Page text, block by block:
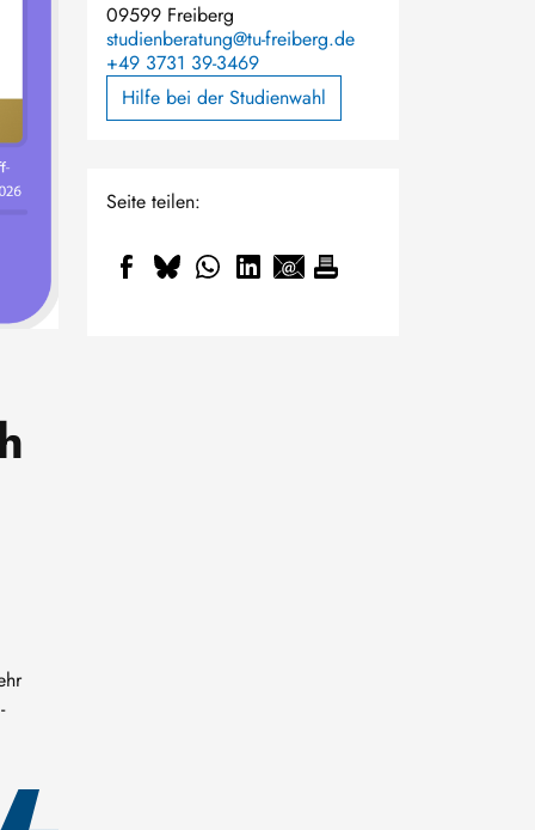
09599 Freiberg
studienberatung@tu-freiberg.de
+49 3731 39-3469
Hilfe bei der Studienwahl
Seite teilen: